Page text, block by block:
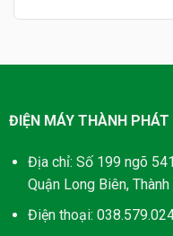
là:
ĐIỆN MÁY THÀNH PHÁT
Địa chỉ: Số 199 ngõ
Quận Long Biên,
Điện thoại: